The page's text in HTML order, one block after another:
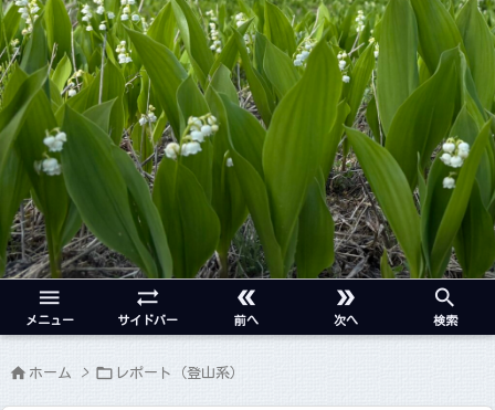

メニュー

サイドバー

前へ

次へ

検索
 ホーム >  レポート（登山系）